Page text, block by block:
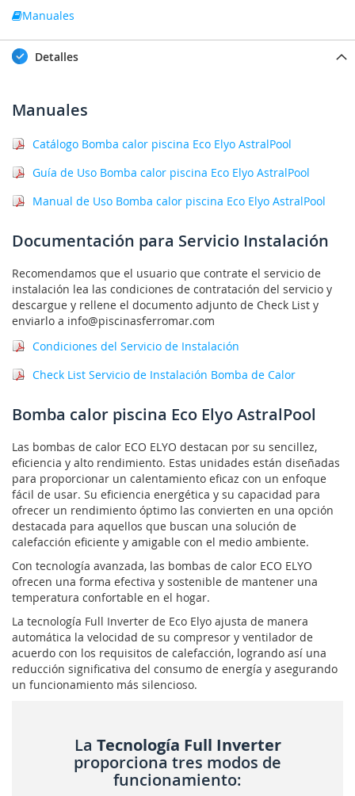
Manuales
Detalles
Manuales
Catálogo Bomba calor piscina Eco Elyo AstralPool
Guía de Uso Bomba calor piscina Eco Elyo AstralPool
Manual de Uso Bomba calor piscina Eco Elyo AstralPool
Documentación para Servicio Instalación
Recomendamos que el usuario que contrate el servicio de
instalación lea las condiciones de contratación del servicio y
descargue y rellene el documento adjunto de Check List y
enviarlo a info@piscinasferromar.com
Condiciones del Servicio de Instalación
Check List Servicio de Instalación Bomba de Calor
Bomba calor piscina Eco Elyo AstralPool
Las bombas de calor ECO ELYO destacan por su sencillez,
eficiencia y alto rendimiento. Estas unidades están diseñadas
para proporcionar un calentamiento eficaz con un enfoque
fácil de usar. Su eficiencia energética y su capacidad para
ofrecer un rendimiento óptimo las convierten en una opción
destacada para aquellos que buscan una solución de
calefacción eficiente y amigable con el medio ambiente.
Con tecnología avanzada, las bombas de calor ECO ELYO
ofrecen una forma efectiva y sostenible de mantener una
temperatura confortable en el hogar.
La tecnología Full Inverter de Eco Elyo ajusta de manera
automática la velocidad de su compresor y ventilador de
acuerdo con los requisitos de calefacción, logrando así una
reducción significativa del consumo de energía y asegurando
un funcionamiento más silencioso.
La Tecnología Full Inverter
proporciona tres modos de
funcionamiento: